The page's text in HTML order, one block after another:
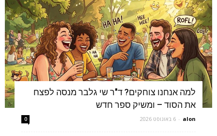
למה אנחנו צוחקים? ד"ר שי גלבר מנסה לפצח
את הסוד – ומשיק ספר חדש
alon
- 6 באוגוסט 2026 0